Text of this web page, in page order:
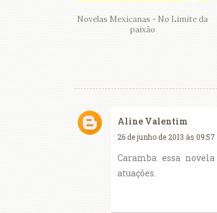
Novelas Mexicanas - No Limite da
paixão
Aline Valentim
26 de junho de 2013 às 09:57
Caramba essa
atuações.